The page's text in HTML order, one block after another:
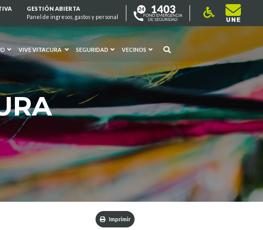
GESTIÓN ABIERTA
Panel de ingresos, gastos y personal
VIVE VITACURA SEGURIDAD VECINOS
Imprimir